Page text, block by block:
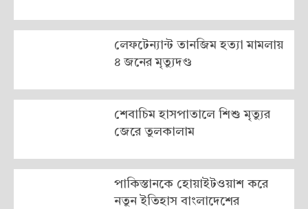
লেফটেন্যান্ট তানজিম হত্যা মামলায়
৪ জনের মৃত্যুদণ্ড
শেবাচিম হাসপাতালে শিশু মৃত্যুর
জেরে তুলকালাম
পাকিস্তানকে হোয়াইটওয়াশ করে
নতুন ইতিহাস বাংলাদেশের